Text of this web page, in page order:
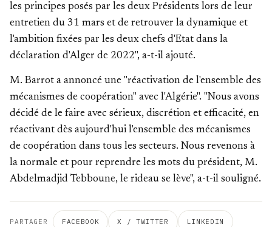
les principes posés par les deux Présidents lors de leur
entretien du 31 mars et de retrouver la dynamique et
l'ambition fixées par les deux chefs d'Etat dans la
déclaration d'Alger de 2022", a-t-il ajouté.
M. Barrot a annoncé une "réactivation de l'ensemble des
mécanismes de coopération" avec l'Algérie". "Nous avons
décidé de le faire avec sérieux, discrétion et efficacité, en
réactivant dès aujourd'hui l'ensemble des mécanismes
de coopération dans tous les secteurs. Nous revenons à
la normale et pour reprendre les mots du président, M.
Abdelmadjid Tebboune, le rideau se lève", a-t-il souligné.
PARTAGER FACEBOOK X / TWITTER LINKEDIN